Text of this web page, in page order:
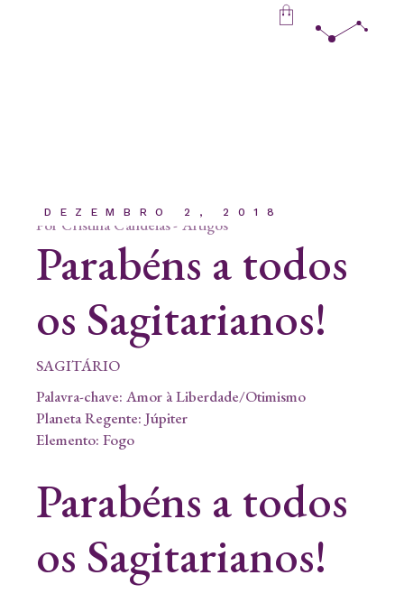
DEZEMBRO 2, 2018
Por Cristina Candeias Artigos
Parabéns a todos
os Sagitarianos!
SAGITÁRIO
Palavra-chave: Amor à Liberdade/Otimismo
Planeta Regente: Júpiter
Elemento: Fogo
Parabéns a todos
os Sagitarianos!